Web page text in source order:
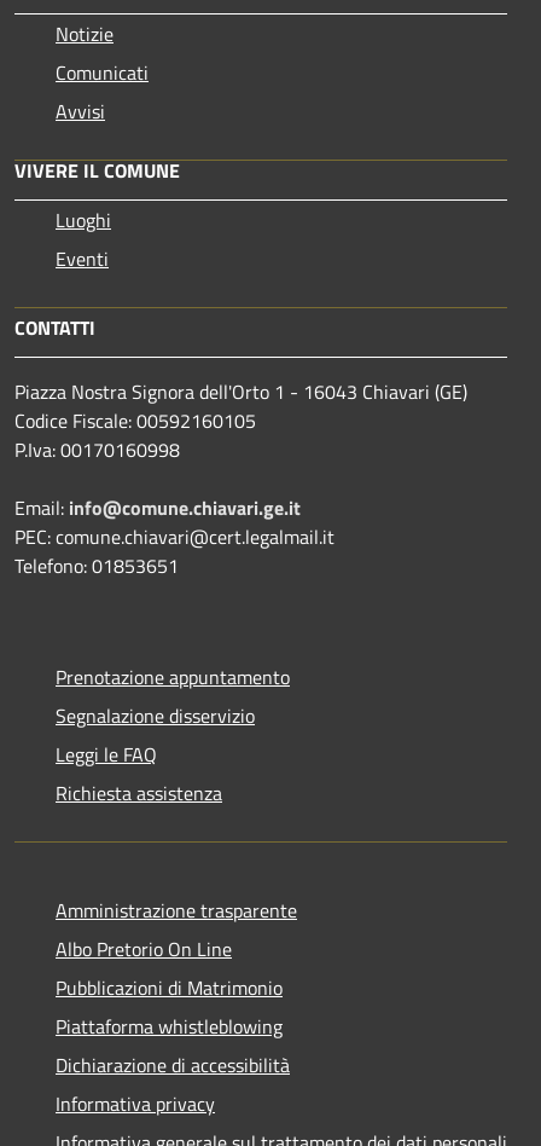
Notizie
Comunicati
Avvisi
VIVERE IL COMUNE
Luoghi
Eventi
CONTATTI
Piazza Nostra Signora dell'Orto 1 - 16043 Chiavari (GE)
Codice Fiscale: 00592160105
P.Iva: 00170160998
Email: info@comune.chiavari.ge.it
PEC: comune.chiavari@cert.legalmail.it
Telefono: 01853651
Prenotazione appuntamento
Segnalazione disservizio
Leggi le FAQ
Richiesta assistenza
Amministrazione trasparente
Albo Pretorio On Line
Pubblicazioni di Matrimonio
Piattaforma whistleblowing
Dichiarazione di accessibilità
Informativa privacy